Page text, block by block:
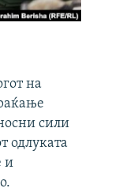
на
сили
одлуката
и